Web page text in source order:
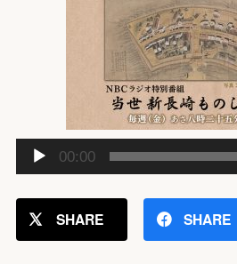
声
レ
ー
00:00
SHARE SHARE